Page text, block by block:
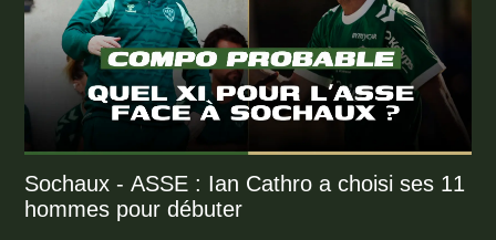
Sochaux - ASSE : Ian Cathro a choisi ses 11
hommes pour débuter